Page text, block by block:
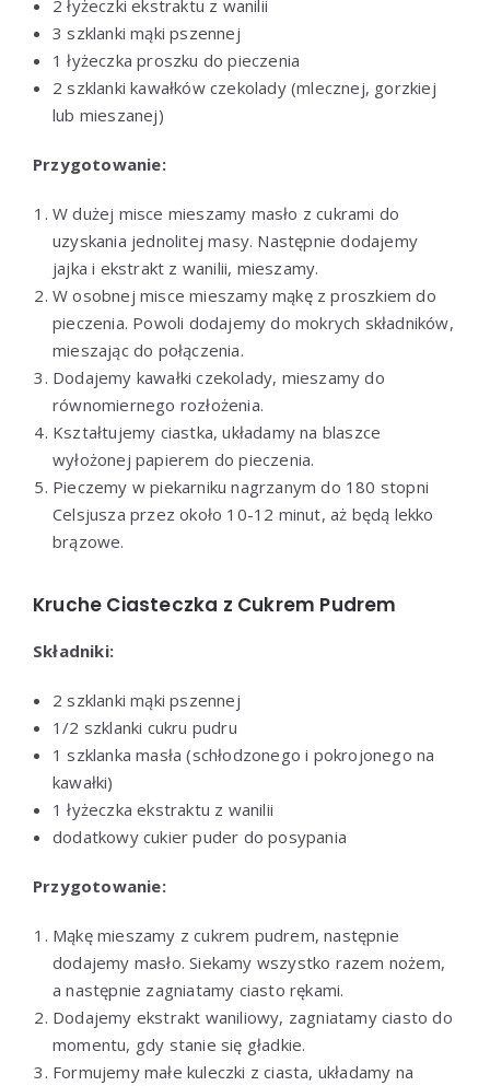
2 łyżeczki ekstraktu z wanilii
3 szklanki mąki pszennej
1 łyżeczka proszku do pieczenia
2 szklanki kawałków czekolady (mlecznej, gorzkiej
lub mieszanej)
Przygotowanie:
W dużej misce mieszamy masło z cukrami do
uzyskania jednolitej masy. Następnie dodajemy
jajka i ekstrakt z wanilii, mieszamy.
W osobnej misce mieszamy mąkę z proszkiem do
pieczenia. Powoli dodajemy do mokrych składników,
mieszając do połączenia.
Dodajemy kawałki czekolady, mieszamy do
równomiernego rozłożenia.
Kształtujemy ciastka, układamy na blaszce
wyłożonej papierem do pieczenia.
Pieczemy w piekarniku nagrzanym do 180 stopni
Celsjusza przez około 10-12 minut, aż będą lekko
brązowe.
Kruche Ciasteczka z Cukrem Pudrem
Składniki:
2 szklanki mąki pszennej
1/2 szklanki cukru pudru
1 szklanka masła (schłodzonego i pokrojonego na
kawałki)
1 łyżeczka ekstraktu z wanilii
dodatkowy cukier puder do posypania
Przygotowanie:
Mąkę mieszamy z cukrem pudrem, następnie
dodajemy masło. Siekamy wszystko razem nożem,
a następnie zagniatamy ciasto rękami.
Dodajemy ekstrakt waniliowy, zagniatamy ciasto do
momentu, gdy stanie się gładkie.
Formujemy małe kuleczki z ciasta, układamy na